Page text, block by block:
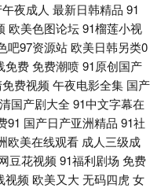
精品九一 97香蕉伊人tv 少妇
区二区 导航亚洲99导航亚洲
利导航 亚洲无码东方AV 91草
卡 91社电影院 亚洲伊人变态
夜福利视频国产一区 1024自
夜成人 最新日韩精品 91
欧美色图论坛91榴莲小视
吧97资源站 欧美日韩另类0
免费免费潮喷91原创国产
费视频 午夜电影全集 国产
国产剧大全 91中文字幕在
91 国产日产亚洲精品 91社
欧美在线观看 成人三级成
豆花视频 91福利剧场 免费
视频 欧美又大无码四虎女